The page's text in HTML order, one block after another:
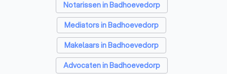
Notarissen in Badhoevedorp
Mediators in Badhoevedorp
Makelaars in Badhoevedorp
Advocaten in Badhoevedorp